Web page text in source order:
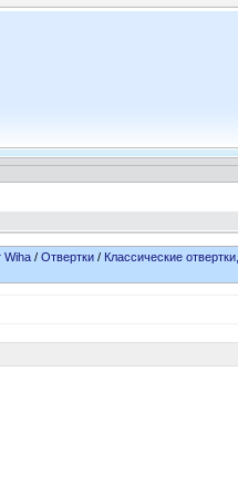
Wiha/ Отвертки / Классические